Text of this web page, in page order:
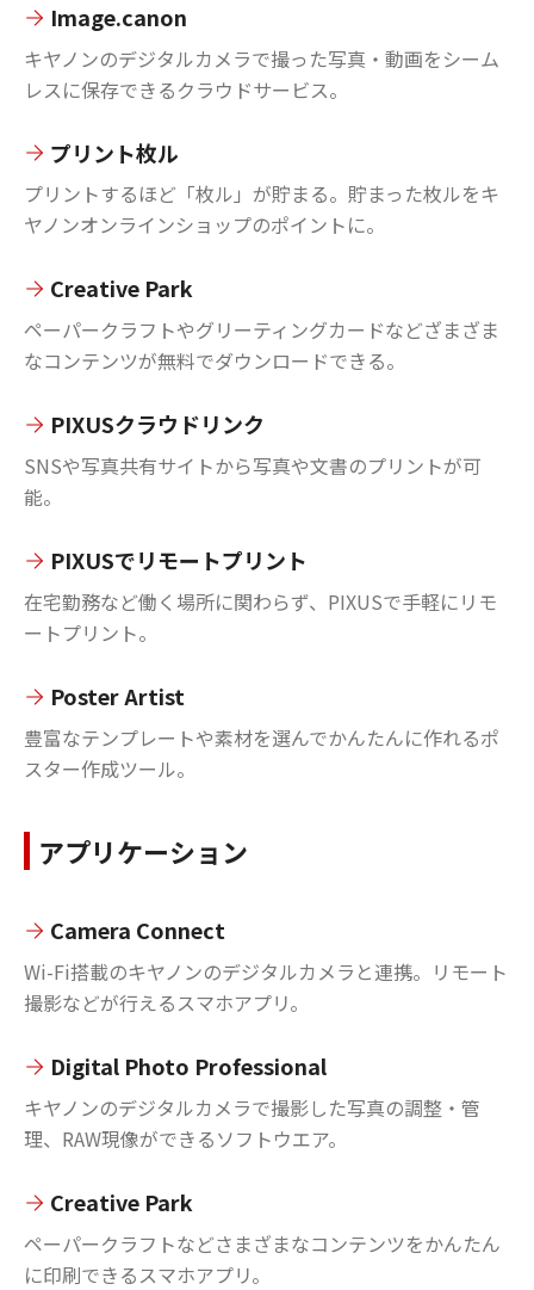
Image.canon
キヤノンのデジタルカメラで撮った写真・動画をシーム
レスに保存できるクラウドサービス。
プリント枚ル
プリントするほど「枚ル」が貯まる。貯まった枚ルをキ
ヤノンオンラインショップのポイントに。
Creative Park
ペーパークラフトやグリーティングカードなどざまざま
なコンテンツが無料でダウンロードできる。
PIXUSクラウドリンク
SNSや写真共有サイトから写真や文書のプリントが可
能。
PIXUSでリモートプリント
在宅勤務など働く場所に関わらず、PIXUSで手軽にリモ
ートプリント。
Poster Artist
豊富なテンプレートや素材を選んでかんたんに作れるポ
スター作成ツール。
アプリケーション
Camera Connect
Wi-Fi搭載のキヤノンのデジタルカメラと連携。リモート
撮影などが行えるスマホアプリ。
Digital Photo Professional
キヤノンのデジタルカメラで撮影した写真の調整・管
理、RAW現像ができるソフトウエア。
Creative Park
ペーパークラフトなどさまざまなコンテンツをかんたん
に印刷できるスマホアプリ。